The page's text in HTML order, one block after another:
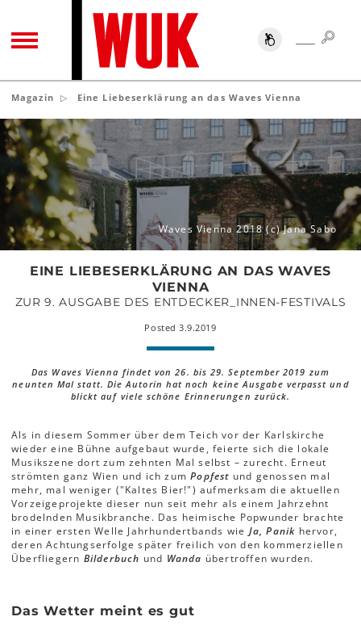
TOGGLE NAVIGATION SUCHE
Magazin Eine Liebeserklärung an das Waves Vienna
Eine
Liebeserklärung
an
das
Waves
Vienna
Waves Vienna 2018 (c) Jana Sabo
EINE LIEBESERKLÄRUNG AN DAS WAVES
VIENNA
ZUR 9. AUSGABE DES ENTDECKER_INNEN-FESTIVALS
Posted 3.9.2019
Das Waves Vienna findet von 26. bis 29. September 2019 zum
neunten Mal statt. Die Autorin hat noch keine Ausgabe verpasst und
blickt auf viele schöne Erinnerungen zurück.
Als in diesem Sommer über dem Teich vor der Karlskirche
wieder eine Bühne aufgebaut wurde, feierte sich die lokale
Musikszene dort zum zehnten Mal selbst – zurecht. Erneut
strömten ganz Wien und ich zumPopfest und genossen mal
mehr, mal weniger ("Kaltes Bier!") aufmerksam die aktuellen
Vorzeigeprojekte dieser nun seit mehr als einem Jahrzehnt
brodelnden Musikbranche. Das heimische Popwunder brachte
in einer ersten Welle Jahrhundertbands wie Ja, Panik hervor,
deren Achtungserfolge später freilich von den kommerziellen
Überfliegern Bilderbuch und Wanda übertroffen wurden.
Das Wetter meint es gut